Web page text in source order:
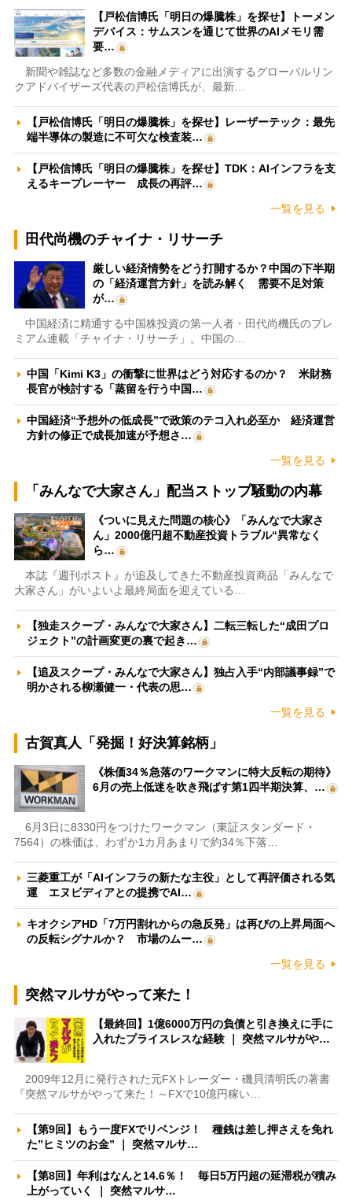
【戸松信博氏「明日の爆騰株」を探せ】トーメン
デバイス：サムスンを通じて世界のAIメモリ需
要…
新聞や雑誌など多数の金融メディアに出演するグローバルリン
クアドバイザーズ代表の戸松信博氏が、最新…
【戸松信博氏「明日の爆騰株」を探せ】レーザーテック：最先
端半導体の製造に不可欠な検査装…
【戸松信博氏「明日の爆騰株」を探せ】TDK：AIインフラを支
えるキープレーヤー 成長の再評…
一覧を見る
田代尚機のチャイナ・リサーチ
厳しい経済情勢をどう打開するか？中国の下半期
の「経済運営方針」を読み解く 需要不足対策
が…
中国経済に精通する中国株投資の第一人者・田代尚機氏のプレ
ミアム連載「チャイナ・リサーチ」。中国の…
中国「Kimi K3」の衝撃に世界はどう対応するのか？ 米財務
長官が検討する「蒸留を行う中国…
中国経済“予想外の低成長”で政策のテコ入れ必至か 経済運営
方針の修正で成長加速が予想さ…
一覧を見る
「みんなで大家さん」配当ストップ騒動の内幕
《ついに見えた問題の核心》「みんなで大家さ
ん」2000億円超不動産投資トラブル“異常なく
ら…
本誌『週刊ポスト』が追及してきた不動産投資商品「みんなで
大家さん」がいよいよ最終局面を迎えている…
【独走スクープ・みんなで大家さん】二転三転した“成田プロ
ジェクト”の計画変更の裏で起き…
【追及スクープ・みんなで大家さん】独占入手“内部議事録”で
明かされる柳瀬健一・代表の思…
一覧を見る
古賀真人「発掘！好決算銘柄」
《株価34％急落のワークマンに特大反転の期待》
6月の売上低迷を吹き飛ばす第1四半期決算、…
6月3日に8330円をつけたワークマン（東証スタンダード・
7564）の株価は、わずか1カ月あまりで約34％下落…
三菱重工が「AIインフラの新たな主役」として再評価される気
運 エヌビディアとの提携でAI…
キオクシアHD「7万円割れからの急反発」は再びの上昇局面へ
の反転シグナルか？ 市場のムー…
一覧を見る
突然マルサがやって来た！
【最終回】1億6000万円の負債と引き換えに手に
入れたプライスレスな経験 ｜ 突然マルサがや…
2009年12月に発行された元FXトレーダー・磯貝清明氏の著書
『突然マルサがやって来た！～FXで10億円稼い…
【第9回】もう一度FXでリベンジ！ 種銭は差し押さえを免れ
た”ヒミツのお金” ｜ 突然マルサ…
【第8回】年利はなんと14.6％！ 毎日5万円超の延滞税が積み
上がっていく ｜ 突然マルサ…